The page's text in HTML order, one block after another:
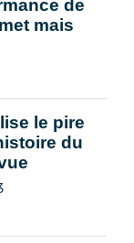
de
mais
le pire
du